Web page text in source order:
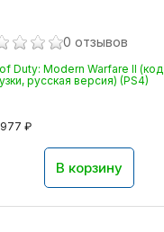
0 отзывов
Duty: Modern Warfare II (код
русская версия) (PS4)
977 ₽
В корзину